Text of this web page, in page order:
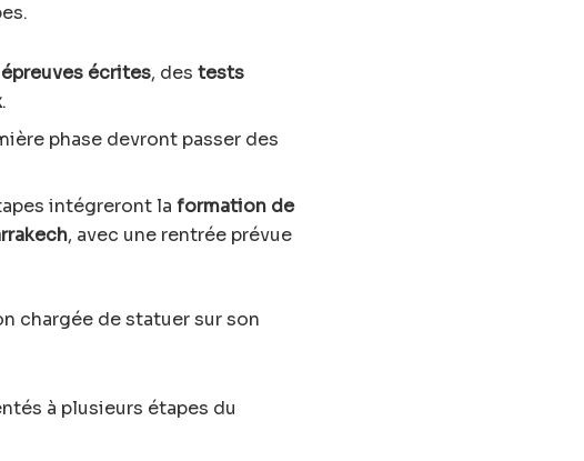
épreuves écrites, destests
.
phase devront passer des
intégreront laformation de
, avec une rentrée prévue
chargée de statuer sur son
à plusieurs étapes du